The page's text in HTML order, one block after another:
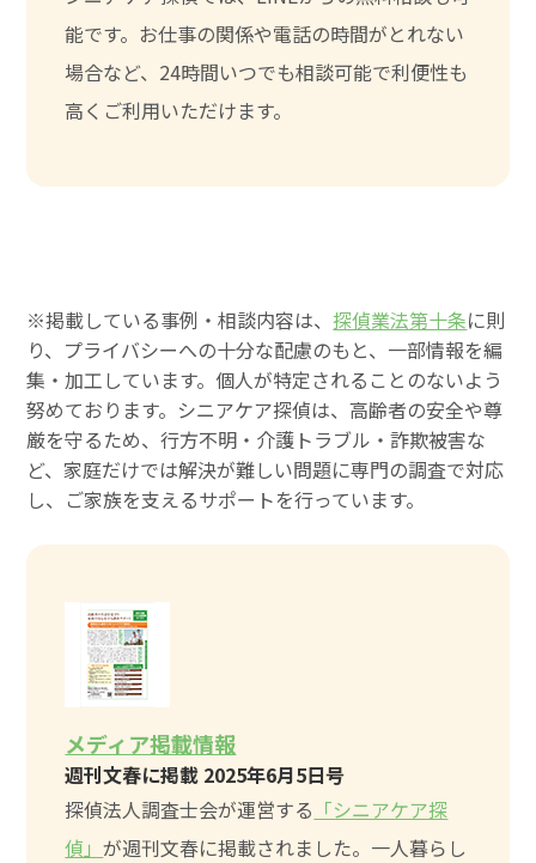
能です。お仕事の関係や電話の時間がとれない
場合など、24時間いつでも相談可能で利便性も
高くご利用いただけます。
※掲載している事例・相談内容は、探偵業法第十条に則
り、プライバシーへの十分な配慮のもと、一部情報を編
集・加工しています。個人が特定されることのないよう
努めております。シニアケア探偵は、高齢者の安全や尊
厳を守るため、行方不明・介護トラブル・詐欺被害な
ど、家庭だけでは解決が難しい問題に専門の調査で対応
し、ご家族を支えるサポートを行っています。
メディア掲載情報
週刊文春に掲載 2025年6月5日号
探偵法人調査士会が運営する 「シニアケア探
偵」が週刊文春に掲載されました。一人暮らし